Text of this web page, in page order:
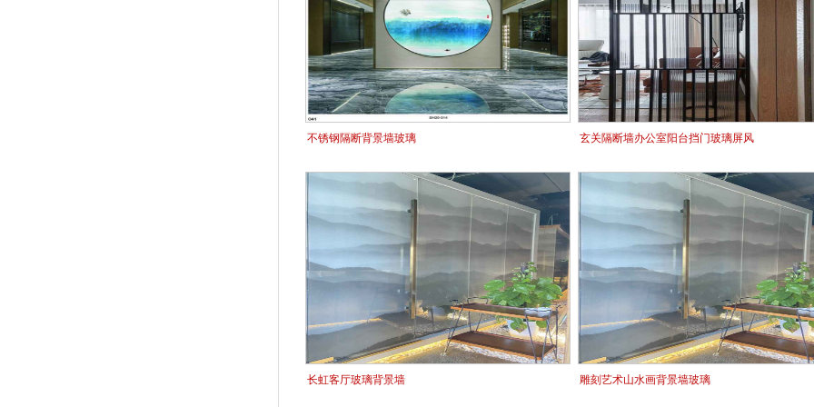
不锈钢隔断背景墙玻璃 玄关隔断墙办公室阳台挡门玻璃屏风
长虹客厅玻璃背景墙 雕刻艺术山水画背景墙玻璃